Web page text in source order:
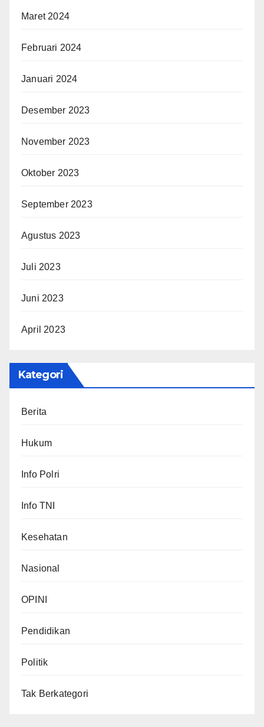
Maret 2024
Februari 2024
Januari 2024
Desember 2023
November 2023
Oktober 2023
September 2023
Agustus 2023
Juli 2023
Juni 2023
April 2023
Kategori
Berita
Hukum
Info Polri
Info TNI
Kesehatan
Nasional
OPINI
Pendidikan
Politik
Tak Berkategori